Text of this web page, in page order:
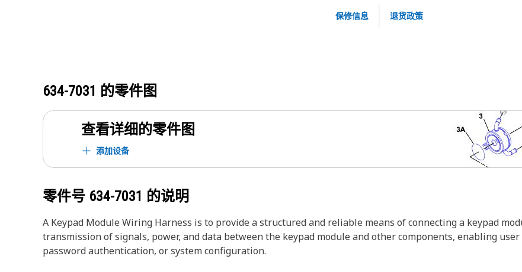
保修信息 退货政策
634-7031 的零件图
查看详细的零件图
添加设备
零件号 634-7031 的说明
A Keypad Module Wiring Harness is to provide a structured and reliable means of connecting a keypad
transmission of signals, power, and data between the keypad module and other components, enabling
password authentication, or system configuration.